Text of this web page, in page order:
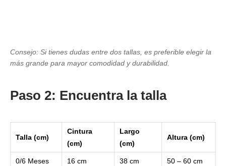
Consejo: Si tienes dudas entre dos tallas, es preferible elegir la
más grande para mayor comodidad y durabilidad.
Paso 2: Encuentra la talla
Talla (cm)
Cintura
(cm)
Largo
(cm)
Altura (cm)
0/6 Meses 16 cm 38 cm 50 – 60 cm